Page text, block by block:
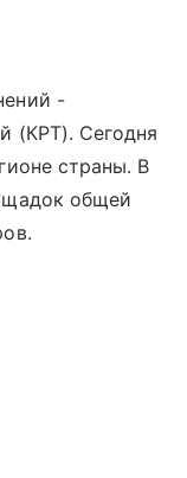
-
(КРТ). Сегодня
страны. В
общей